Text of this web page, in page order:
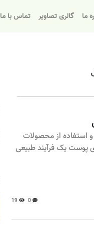
ما گالری تصاویر تماس با ما
از محصولات
یک فرآیند طبیعی
0
19